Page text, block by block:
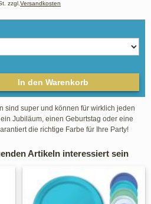
zzgl. Versandkosten
In den Warenkorb
sind super und können für wirklich jeden
Jubiläum, einen Geburtstag oder eine
die richtige Farbe für Ihre Party!
Artikeln interessiert sein